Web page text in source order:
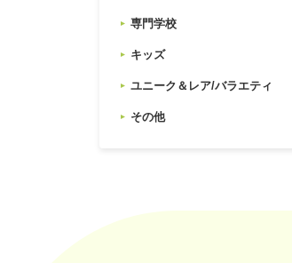
専門学校
キッズ
ユニーク＆レア/バラエティ
その他